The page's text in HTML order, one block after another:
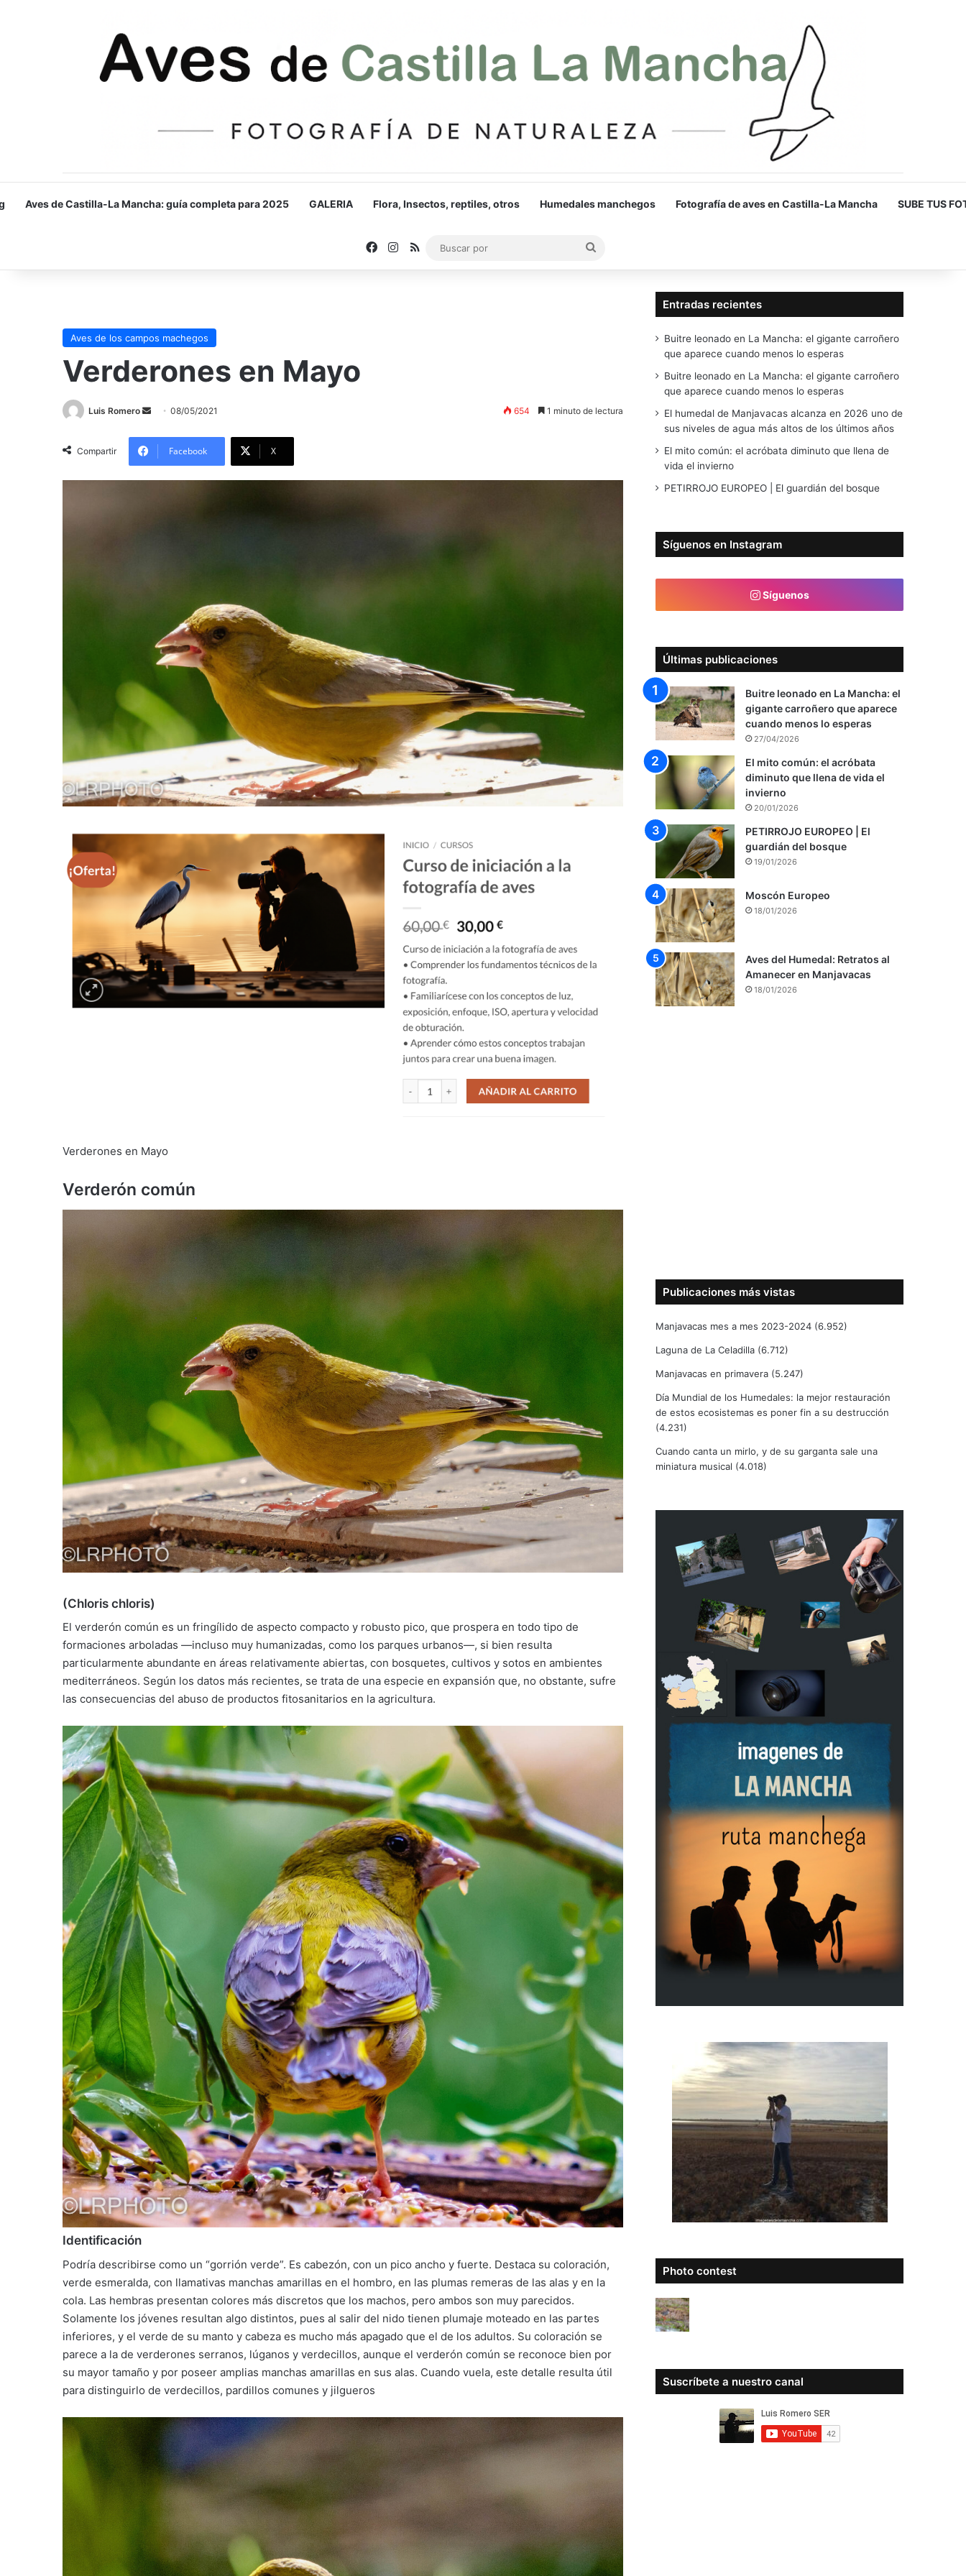
Aves de Castilla-La Mancha: guía completa para 2025 GALERIA Flora, Insectos, reptiles, otros Humedales manchegos Fotografía de aves en Castilla-La Mancha SUBE TUS
Facebook
Instagram
RSS
por
Aves de los campos machegos
Verderones en Mayo
Luis Romero
Send
email
08/05/2021 654 1 minuto de lectura
Compartir Facebook X
Verderones en Mayo
Verderón común
(Chloris chloris)
El verderón común es un fringílido de aspecto compacto y robusto pico, que prospera en todo tipo de
formaciones arboladas —incluso muy humanizadas, como los parques urbanos—, si bien resulta
particularmente abundante en áreas relativamente abiertas, con bosquetes, cultivos y sotos en ambientes
mediterráneos. Según los datos más recientes, se trata de una especie en expansión que, no obstante, sufre
las consecuencias del abuso de productos fitosanitarios en la agricultura.
Identificación
Podría describirse como un “gorrión verde”. Es cabezón, con un pico ancho y fuerte. Destaca su coloración,
verde esmeralda, con llamativas manchas amarillas en el hombro, en las plumas remeras de las alas y en la
cola. Las hembras presentan colores más discretos que los machos, pero ambos son muy parecidos.
Solamente los jóvenes resultan algo distintos, pues al salir del nido tienen plumaje moteado en las partes
inferiores, y el verde de su manto y cabeza es mucho más apagado que el de los adultos. Su coloración se
parece a la de verderones serranos, lúganos y verdecillos, aunque el verderón común se reconoce bien por
su mayor tamaño y por poseer amplias manchas amarillas en sus alas. Cuando vuela, este detalle resulta útil
para distinguirlo de verdecillos, pardillos comunes y jilgueros
Entradas recientes
Buitre leonado en La Mancha: el gigante carroñero
que aparece cuando menos lo esperas
Buitre leonado en La Mancha: el gigante carroñero
que aparece cuando menos lo esperas
El humedal de Manjavacas alcanza en 2026 uno de
sus niveles de agua más altos de los últimos años
El mito común: el acróbata diminuto que llena de
vida el invierno
PETIRROJO EUROPEO | El guardián del bosque
Síguenos en Instagram
Síguenos
Últimas publicaciones
Buitre leonado en La Mancha: el
gigante carroñero que aparece
cuando menos lo esperas
27/04/2026
El mito común: el acróbata
diminuto que llena de vida el
invierno
20/01/2026
PETIRROJO EUROPEO | El
guardián del bosque
19/01/2026
Moscón Europeo
18/01/2026
Aves del Humedal: Retratos al
Amanecer en Manjavacas
18/01/2026
Publicaciones más vistas
Manjavacas mes a mes 2023-2024 (6.952)
Laguna de La Celadilla (6.712)
Manjavacas en primavera (5.247)
Día Mundial de los Humedales: la mejor restauración
de estos ecosistemas es poner fin a su destrucción
(4.231)
Cuando canta un mirlo, y de su garganta sale una
miniatura musical (4.018)
Photo contest
Suscríbete a nuestro canal